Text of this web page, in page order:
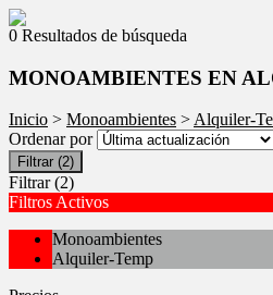
0 Resultados de búsqueda
MONOAMBIENTES EN
Inicio > Monoambientes >Alquiler-
Ordenar por
Filtrar (2)
Filtrar (2)
Filtros Activos
Monoambientes
Alquiler-Temp